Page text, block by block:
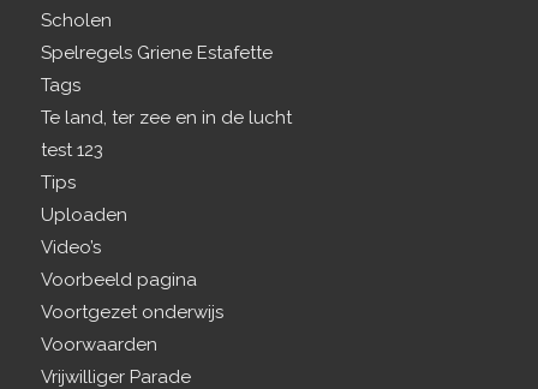
Scholen
Spelregels Griene Estafette
Tags
Te land, ter zee en in de lucht
test 123
Tips
Uploaden
Video’s
Voorbeeld pagina
Voortgezet onderwijs
Voorwaarden
Vrijwilliger Parade